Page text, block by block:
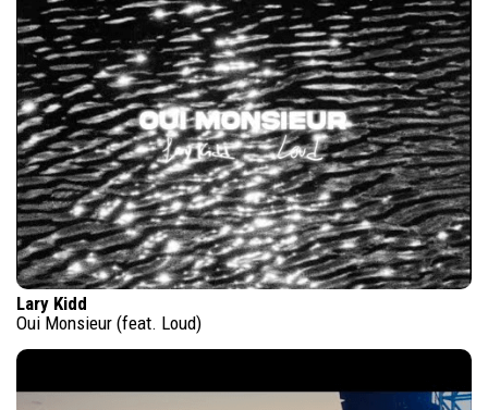
Lary Kidd
Oui Monsieur (feat. Loud)